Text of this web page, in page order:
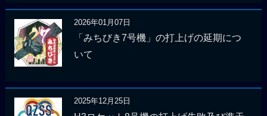
2026年01月07日
「みちびき7号機」の打上げの延期につ
いて
2025年12月25日